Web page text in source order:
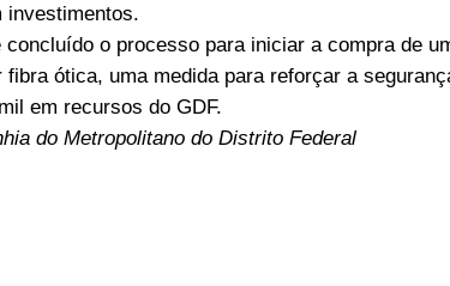
investimentos.
o processo para iniciar a compra de
ótica, uma medida para reforçar a
em recursos do GDF.
do Metropolitano do Distrito Federal